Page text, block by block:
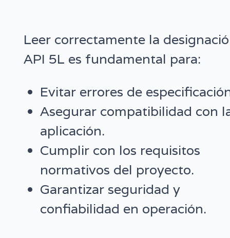
Leer correctamente la
API 5L es fundamental para:
Evitar errores de
Asegurar compatibilidad con
aplicación.
Cumplir con los requisitos
normativos del proyecto.
Garantizar seguridad y
confiabilidad en operación.